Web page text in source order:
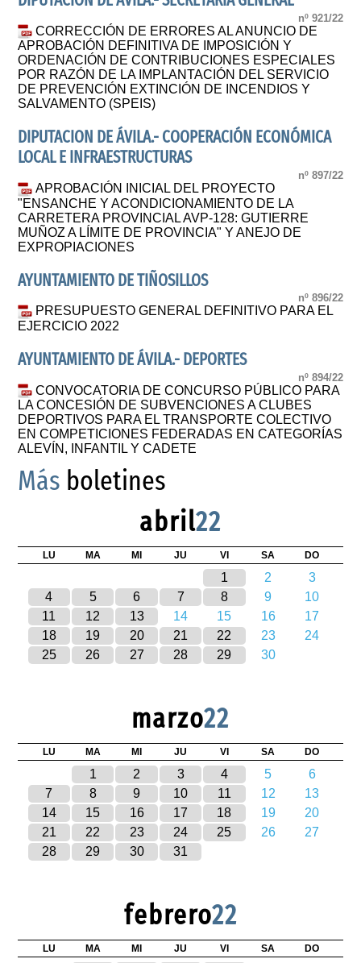
nº 921/22
CORRECCIÓN DE ERRORES AL ANUNCIO DE
APROBACIÓN DEFINITIVA DE IMPOSICIÓN Y
ORDENACIÓN DE CONTRIBUCIONES ESPECIALES
POR RAZÓN DE LA IMPLANTACIÓN DEL SERVICIO
DE PREVENCIÓN EXTINCIÓN DE INCENDIOS Y
SALVAMENTO (SPEIS)
DIPUTACION DE ÁVILA.- COOPERACIÓN ECONÓMICA
LOCAL E INFRAESTRUCTURAS
nº 897/22
APROBACIÓN INICIAL DEL PROYECTO
"ENSANCHE Y ACONDICIONAMIENTO DE LA
CARRETERA PROVINCIAL AVP-128: GUTIERRE
MUÑOZ A LÍMITE DE PROVINCIA" Y ANEJO DE
EXPROPIACIONES
AYUNTAMIENTO DE TIÑOSILLOS
nº 896/22
PRESUPUESTO GENERAL DEFINITIVO PARA EL
EJERCICIO 2022
AYUNTAMIENTO DE ÁVILA.- DEPORTES
nº 894/22
CONVOCATORIA DE CONCURSO PÚBLICO PARA
LA CONCESIÓN DE SUBVENCIONES A CLUBES
DEPORTIVOS PARA EL TRANSPORTE COLECTIVO
EN COMPETICIONES FEDERADAS EN CATEGORÍAS
ALEVÍN, INFANTIL Y CADETE
Más boletines
abril22
LU MA MI JU VI SA DO
1 2
3
4
5 6 7 8 9
10
11
12 13 14 15 16
17
18
19 20 21 22 23
24
25
26 27 28 29 30
marzo22
LU MA MI JU VI SA DO
1 2 3 4 5
6
7
8 9 10 11 12
13
14
15 16 17 18 19
20
21
22 23 24 25 26
27
28
29 30 31
febrero22
LU MA MI JU VI SA DO